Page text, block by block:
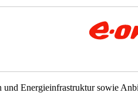
Energieinfrastruktur sowie